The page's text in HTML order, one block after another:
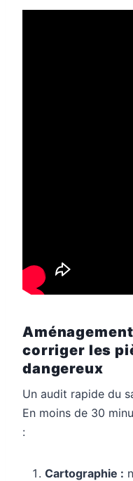
corriger les
dangereux
Un audit rapide du
En moins de 30
:
Cartographie :